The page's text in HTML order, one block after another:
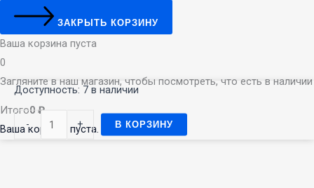
ЗАКРЫТЬ КОРЗИНУ
Ваша корзина пуста
0
Загляните в наш магазин, чтобы посмотреть, что есть в наличии
Итого0 ₽
Ваша корзина пуста. За покупками →
Доступность: 7 в наличии
-
Количество
товара
Венок
+ В КОРЗИНУ